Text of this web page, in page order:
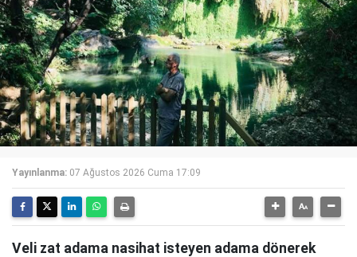
Yayınlanma: 07 Ağustos 2026 Cuma 17:09
Veli zat adama nasihat isteyen adama dönerek